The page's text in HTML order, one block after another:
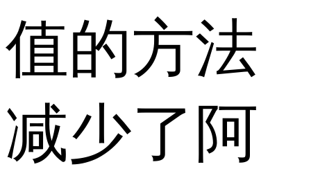
值的方法
减少了阿